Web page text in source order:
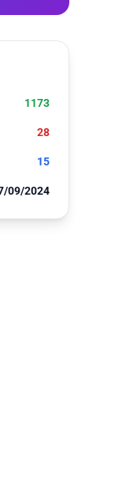
1173
28
15
09/2024